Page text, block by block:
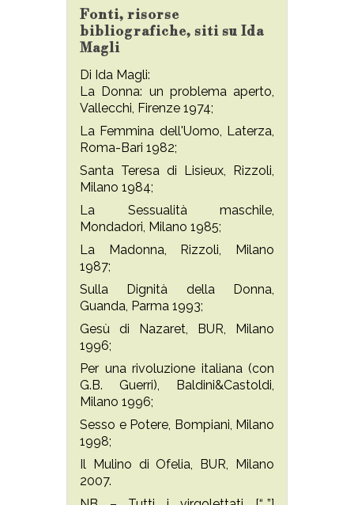
Fonti, risorse
bibliografiche, siti su Ida
Magli
Di Ida Magli:
La Donna: un problema aperto,
Vallecchi, Firenze 1974;
La Femmina dell'Uomo, Laterza,
Roma-Bari 1982;
Santa Teresa di Lisieux, Rizzoli,
Milano 1984;
La Sessualità maschile,
Mondadori, Milano 1985;
La Madonna, Rizzoli, Milano
1987;
Sulla Dignità della Donna,
Guanda, Parma 1993;
Gesù di Nazaret, BUR, Milano
1996;
Per una rivoluzione italiana (con
G.B. Guerri), Baldini&Castoldi,
Milano 1996;
Sesso e Potere, Bompiani, Milano
1998;
Il Mulino di Ofelia, BUR, Milano
2007.